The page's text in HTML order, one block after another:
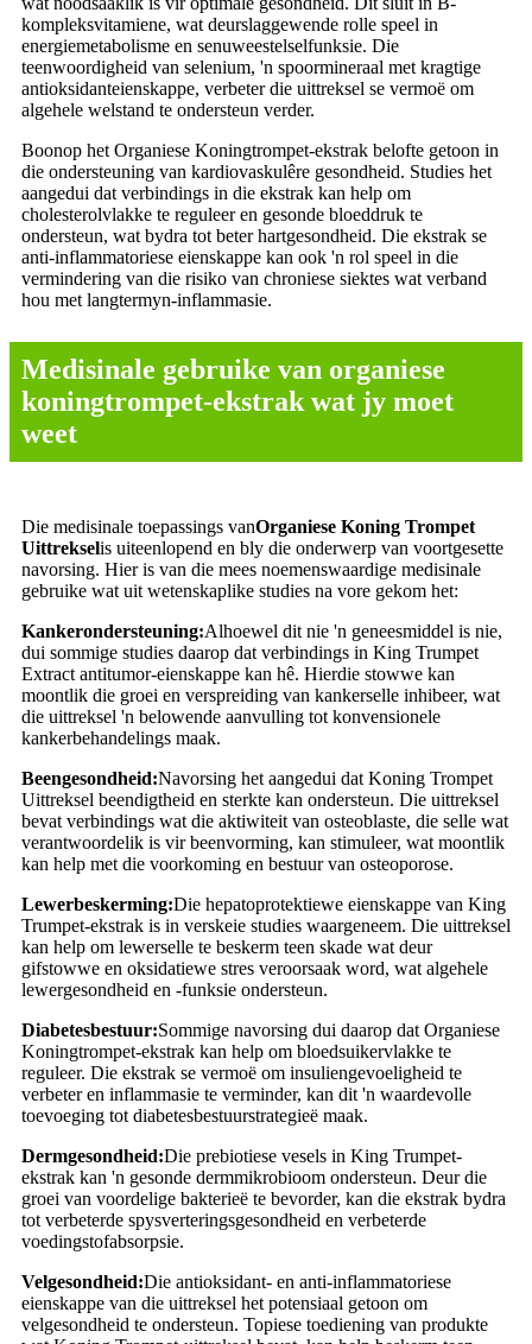
kompleksvitamiene, wat deurslaggewende rolle speel in
energiemetabolisme en senuweestelselfunksie. Die
teenwoordigheid van selenium, 'n spoormineraal met kragtige
antioksidanteienskappe, verbeter die uittreksel se vermoë om
algehele welstand te ondersteun verder.
Boonop het Organiese Koningtrompet-ekstrak belofte getoon in
die ondersteuning van kardiovaskulêre gesondheid. Studies het
aangedui dat verbindings in die ekstrak kan help om
cholesterolvlakke te reguleer en gesonde bloeddruk te
ondersteun, wat bydra tot beter hartgesondheid. Die ekstrak se
anti-inflammatoriese eienskappe kan ook 'n rol speel in die
vermindering van die risiko van chroniese siektes wat verband
hou met langtermyn-inflammasie.
Medisinale gebruike van organiese
koningtrompet-ekstrak wat jy moet
weet
Die medisinale toepassings vanOrganiese Koning Trompet
Uittrekselis uiteenlopend en bly die onderwerp van voortgesette
navorsing. Hier is van die mees noemenswaardige medisinale
gebruike wat uit wetenskaplike studies na vore gekom het:
Kankerondersteuning:Alhoewel dit nie 'n geneesmiddel is nie,
dui sommige studies daarop dat verbindings in King Trumpet
Extract antitumor-eienskappe kan hê. Hierdie stowwe kan
moontlik die groei en verspreiding van kankerselle inhibeer, wat
die uittreksel 'n belowende aanvulling tot konvensionele
kankerbehandelings maak.
Beengesondheid:Navorsing het aangedui dat Koning Trompet
Uittreksel beendigtheid en sterkte kan ondersteun. Die uittreksel
bevat verbindings wat die aktiwiteit van osteoblaste, die selle wat
verantwoordelik is vir beenvorming, kan stimuleer, wat moontlik
kan help met die voorkoming en bestuur van osteoporose.
Lewerbeskerming:Die hepatoprotektiewe eienskappe van King
Trumpet-ekstrak is in verskeie studies waargeneem. Die uittreksel
kan help om lewerselle te beskerm teen skade wat deur
gifstowwe en oksidatiewe stres veroorsaak word, wat algehele
lewergesondheid en -funksie ondersteun.
Diabetesbestuur:Sommige navorsing dui daarop dat Organiese
Koningtrompet-ekstrak kan help om bloedsuikervlakke te
reguleer. Die ekstrak se vermoë om insuliengevoeligheid te
verbeter en inflammasie te verminder, kan dit 'n waardevolle
toevoeging tot diabetesbestuurstrategieë maak.
Dermgesondheid:Die prebiotiese vesels in King Trumpet-
ekstrak kan 'n gesonde dermmikrobioom ondersteun. Deur die
groei van voordelige bakterieë te bevorder, kan die ekstrak bydra
tot verbeterde spysverteringsgesondheid en verbeterde
voedingstofabsorpsie.
Velgesondheid:Die antioksidant- en anti-inflammatoriese
eienskappe van die uittreksel het potensiaal getoon om
velgesondheid te ondersteun. Topiese toediening van produkte